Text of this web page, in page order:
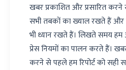
खबर प्रकाशित और प्रसारित
सभी तबकों का ख्याल रखते हैं और
भी ध्यान रखते हैं। लिखते समय
प्रेस नियमों का पालन करते हैं।
करने से पहले हम रिपोर्ट को सही